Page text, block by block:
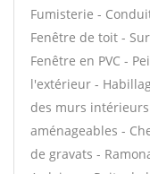
Fumisterie -
Fenêtre de toit -
Fenêtre en PVC -
l'extérieur -
des murs
aménageables -
de gravats -